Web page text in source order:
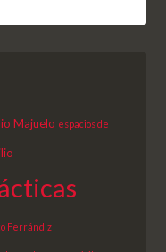
Majuelo espacios de
Ferrándiz